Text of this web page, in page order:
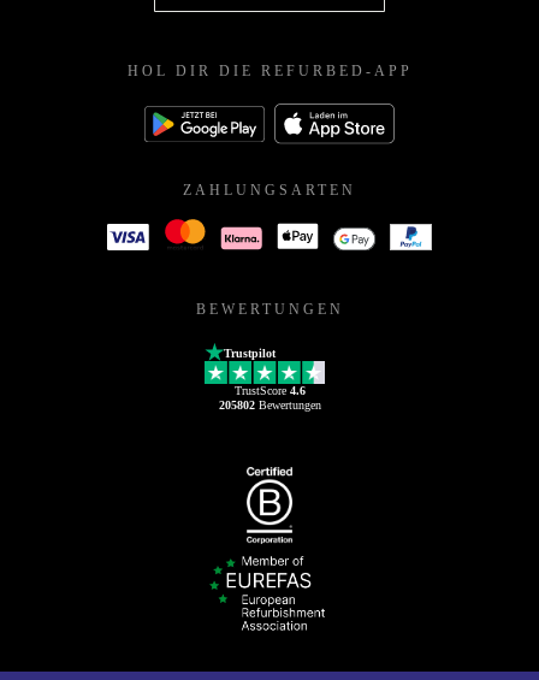
HOL DIR DIE REFURBED-APP
ZAHLUNGSARTEN
BEWERTUNGEN
Trustpilot
TrustScore 4.6
205802Bewertungen